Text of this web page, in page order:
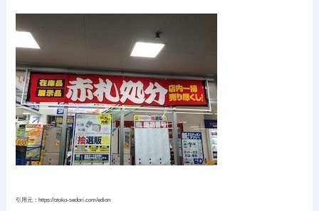
引用元：https://otoko-sedori.com/edion